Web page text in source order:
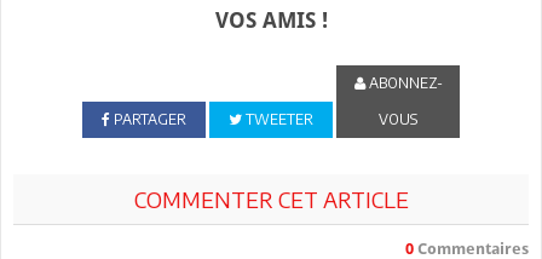
VOS AMIS !
PARTAGER TWEETER
ABONNEZ-
VOUS
COMMENTER CET ARTICLE
0 Commentaires